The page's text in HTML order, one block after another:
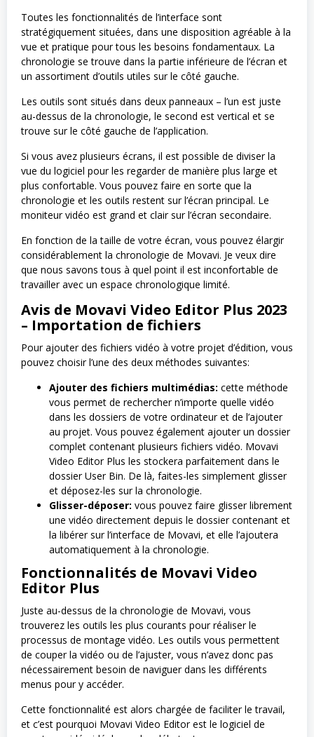
Toutes les fonctionnalités de l’interface sont
stratégiquement situées, dans une disposition agréable à la
vue et pratique pour tous les besoins fondamentaux. La
chronologie se trouve dans la partie inférieure de l’écran et
un assortiment d’outils utiles sur le côté gauche.
Les outils sont situés dans deux panneaux – l’un est juste
au-dessus de la chronologie, le second est vertical et se
trouve sur le côté gauche de l’application.
Si vous avez plusieurs écrans, il est possible de diviser la
vue du logiciel pour les regarder de manière plus large et
plus confortable. Vous pouvez faire en sorte que la
chronologie et les outils restent sur l’écran principal. Le
moniteur vidéo est grand et clair sur l’écran secondaire.
En fonction de la taille de votre écran, vous pouvez élargir
considérablement la chronologie de Movavi. Je veux dire
que nous savons tous à quel point il est inconfortable de
travailler avec un espace chronologique limité.
Avis de Movavi Video Editor Plus 2023
– Importation de fichiers
Pour ajouter des fichiers vidéo à votre projet d’édition, vous
pouvez choisir l’une des deux méthodes suivantes:
Ajouter des fichiers multimédias: cette méthode
vous permet de rechercher n’importe quelle vidéo
dans les dossiers de votre ordinateur et de l’ajouter
au projet. Vous pouvez également ajouter un dossier
complet contenant plusieurs fichiers vidéo. Movavi
Video Editor Plus les stockera parfaitement dans le
dossier User Bin. De là, faites-les simplement glisser
et déposez-les sur la chronologie.
Glisser-déposer: vous pouvez faire glisser librement
une vidéo directement depuis le dossier contenant et
la libérer sur l’interface de Movavi, et elle l’ajoutera
automatiquement à la chronologie.
Fonctionnalités de Movavi Video
Editor Plus
Juste au-dessus de la chronologie de Movavi, vous
trouverez les outils les plus courants pour réaliser le
processus de montage vidéo. Les outils vous permettent
de couper la vidéo ou de l’ajuster, vous n’avez donc pas
nécessairement besoin de naviguer dans les différents
menus pour y accéder.
Cette fonctionnalité est alors chargée de faciliter le travail,
et c’est pourquoi Movavi Video Editor est le logiciel de